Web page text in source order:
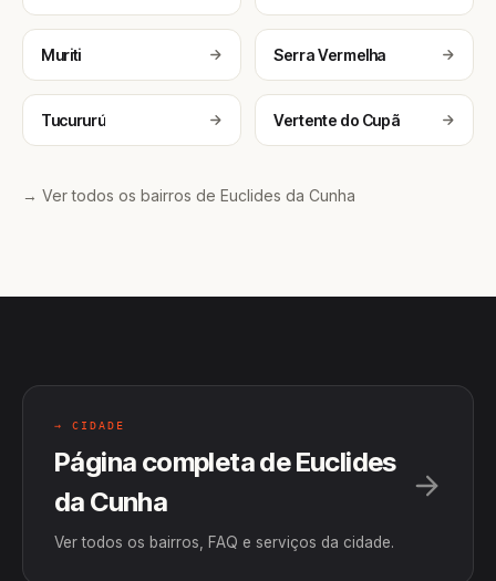
Muriti Serra Vermelha
Tucururú Vertente do Cupã
→ Ver todos os bairros de Euclides da Cunha
→ CIDADE
Página completa de Euclides
da Cunha
Ver todos os bairros, FAQ e serviços da cidade.